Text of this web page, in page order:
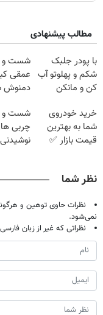
مطالب پیشنهادی
با پودر جلبک
شکم و پهلوتو آب
کن و مانکن
امشب)
شست و
عمقی
دمنوش
خرید خودروی
شما به بهترین
قیمت بازار ✅
شست و
چربی
نوشیدنی
نظر شما
نظرات حاوی توهین و
نمی‌شود.
نظراتی که غیر از زبان